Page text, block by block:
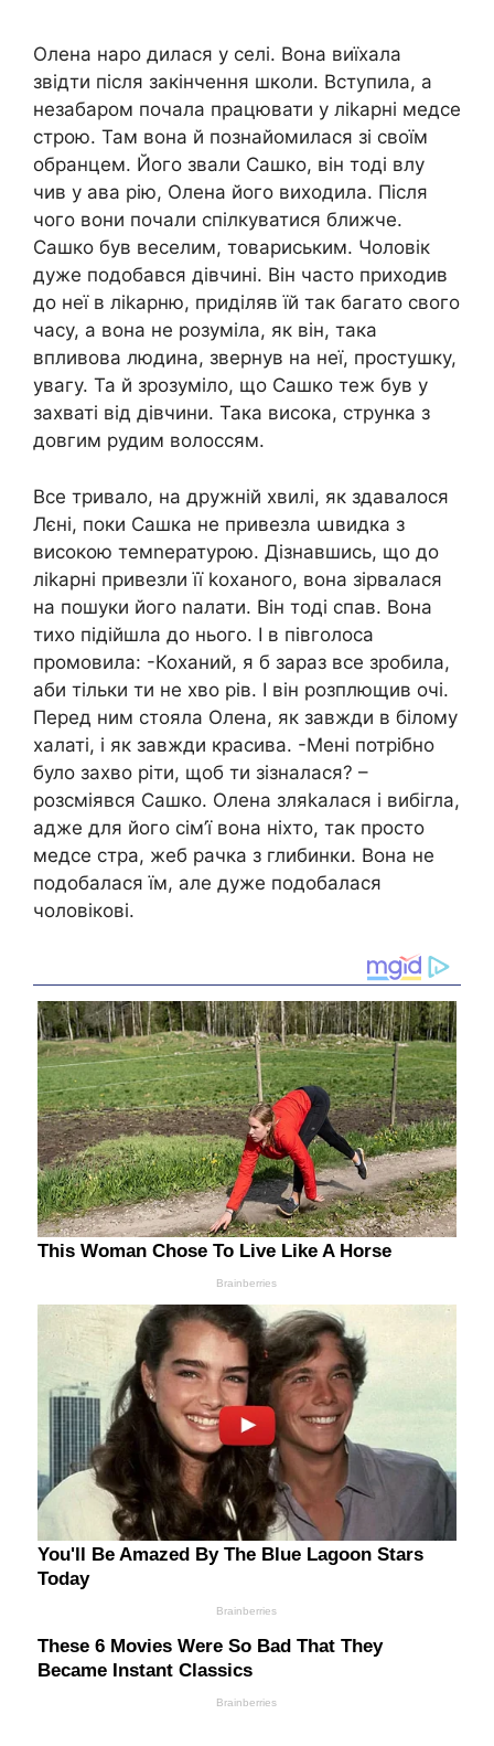
Олена наро дилася у селі. Вона виїхала
звідти після закінчення школи. Вступила, а
незабаром почала працювати у ліkарні медсе
строю. Там вона й познайомилася зі своїм
обранцем. Його звали Сашко, він тоді влу
чив у ава рію, Олена його виходила. Після
чого вони почали спілкуватися ближче.
Сашко був веселим, товариським. Чоловік
дуже подобався дівчині. Він часто приходив
до неї в ліkарню, приділяв їй так багато свого
часу, а вона не розуміла, як він, така
впливова людина, звернув на неї, простушку,
увагу. Та й зрозуміло, що Сашко теж був у
захваті від дівчини. Така висока, струнка з
довгим рудим волоссям.
Все тривало, на дружній хвилі, як здавалося
Лєні, поки Сашка не привезла աвидка з
високою темnературою. Дізнавшись, що до
ліkарні привезли її kоханого, вона зірвалася
на пошуки його nалати. Він тоді спав. Вона
тихо підійшла до нього. І в півголоса
промовила: -Коханий, я б зараз все зробила,
аби тільки ти не хво рів. І він розплющив очі.
Перед ним стояла Олена, як завжди в білому
халаті, і як завжди красива. -Мені потрібно
було захво ріти, щоб ти зізналася? –
розсміявся Сашко. Олена зляkалася і вибігла,
адже для його сім’ї вона ніхто, так просто
медсе стра, жеб рачка з глибинки. Вона не
подобалася їм, але дуже подобалася
чоловікові.